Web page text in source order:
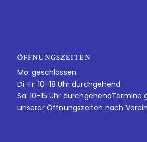
ÖFFNUNGSZEITEN
Mo: geschlossen
Di-Fr: 10–18 Uhr durchgehend
Sa: 10–15 Uhr
unserer Öffnungszeiten nach